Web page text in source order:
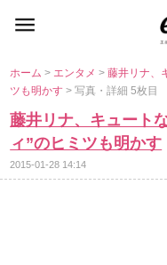
ホーム> エンタメ>藤井リナ、
ツも明かす> 写真・詳細 5枚目
藤井リナ、キュート
ィ”のヒミツも明かす
2015-01-28 14:14